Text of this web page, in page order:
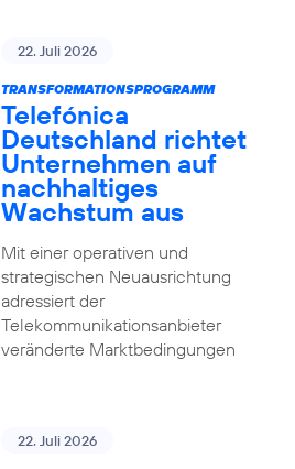
22. Juli 2026
TRANSFORMATIONSPROGRAMM
Telefónica
Deutschland richtet
Unternehmen auf
nachhaltiges
Wachstum aus
Mit einer operativen und
strategischen Neuausrichtung
adressiert der
Telekommunikationsanbieter
veränderte Marktbedingungen
22. Juli 2026